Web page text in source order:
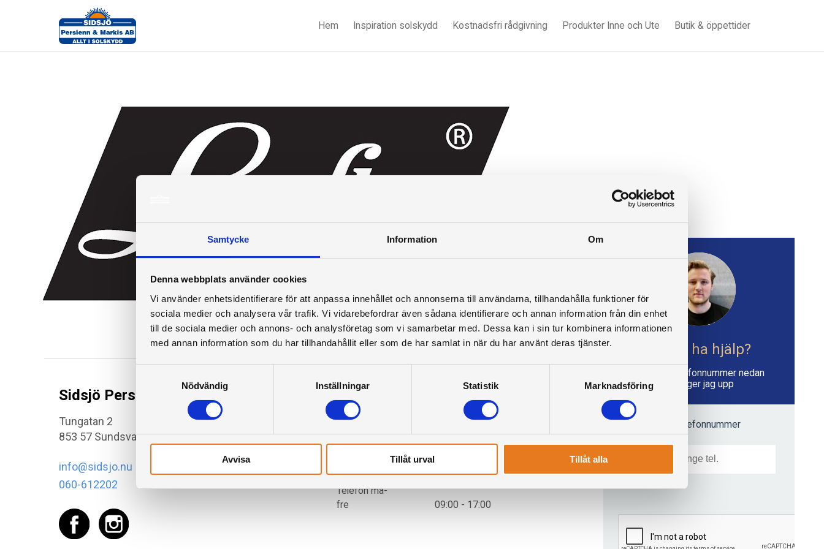
Samtycke Information Om
Denna webbplats använder cookies
Vi använder enhetsidentifierare för att anpassa innehållet och annonserna till användarna, tillhandahålla funktioner för
sociala medier och analysera vår trafik. Vi vidarebefordrar även sådana identifierare och annan information från din enhet
till de sociala medier och annons- och analysföretag som vi samarbetar med. Dessa kan i sin tur kombinera informationen
med annan information som du har tillhandahållit eller som de har samlat in när du har använt deras tjänster.
Nödvändig
Inställningar Statistik Marknadsföring
Avvisa Tillåt urval Tillåt alla
Hem Inspiration solskydd Kostnadsfri rådgivning Produkter Inne och Ute Butik & öppettider
luxaflex-logotyp
Sidsjö Persienn & Markis AB
Tungatan 2
853 57 Sundsvall
info@sidsjo.nu
060-612202
Öppettider
Mån
11:00 - 17:00
Tis
11:00 - 17:00
Ons
11:00 - 17:00
11:00 - 17:00
Fre
11:00 - 15:00
Telefon må-
fre
09:00 - 17:00
Vill du ha hjälp?
Skriv ditt telefonnummer nedan
så ringer jag upp
Mitt telefonnummer